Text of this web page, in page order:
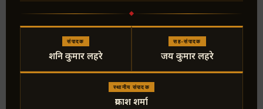
संपादक
शनि कुमार लहरे
सह-संपादक
जय कुमार लहरे
स्थानीय संपादक
प्रकाश शर्मा